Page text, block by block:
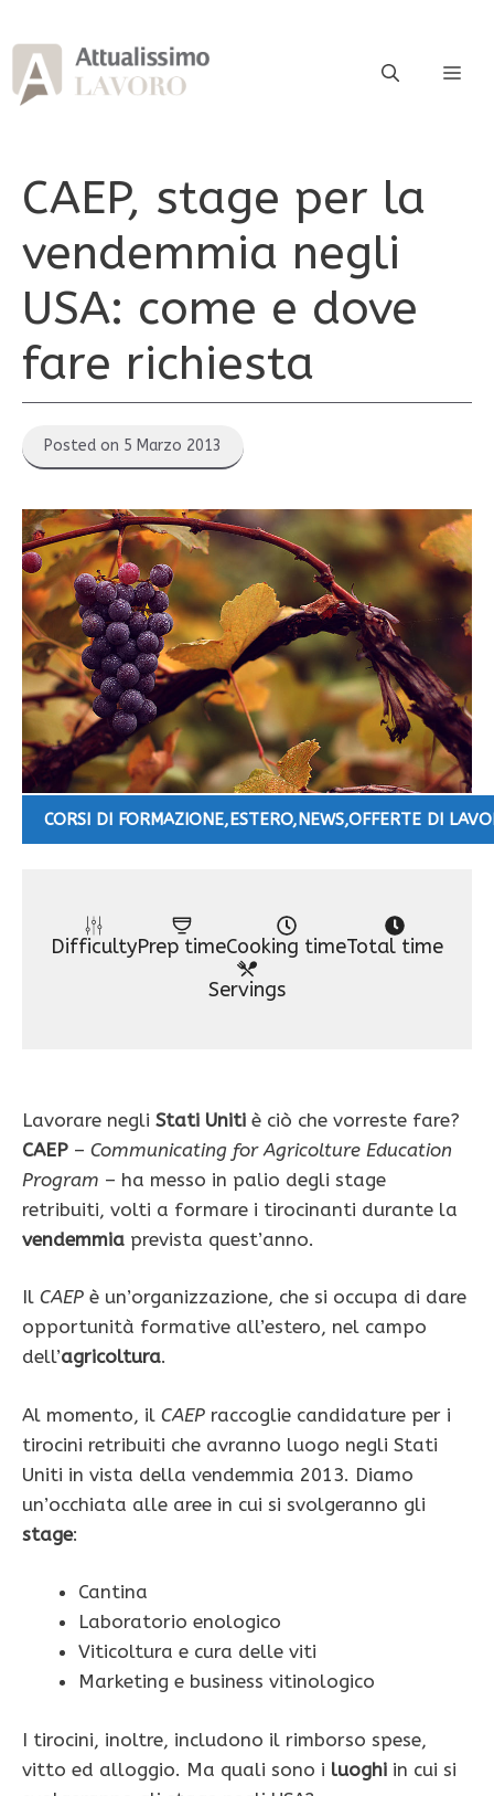
al
contenuto
CAEP, stage per la
vendemmia negli
USA: come e dove
fare richiesta
Posted on 5 Marzo 2013
CORSI DI FORMAZIONE,ESTERO,NEWS,OFFERTE DI
DifficultyPrep timeCooking timeTotal time
Servings
Lavorare negli Stati Uniti è ciò che vorreste fare?
CAEP – Communicating for Agricolture Education
Program – ha messo in palio degli stage
retribuiti, volti a formare i tirocinanti durante la
vendemmia prevista quest’anno.
Il CAEP è un’organizzazione, che si occupa di dare
opportunità formative all’estero, nel campo
dell’agricoltura.
Al momento, il CAEP raccoglie candidature per i
tirocini retribuiti che avranno luogo negli Stati
Uniti in vista della vendemmia 2013. Diamo
un’occhiata alle aree in cui si svolgeranno gli
stage:
Cantina
Laboratorio enologico
Viticoltura e cura delle viti
Marketing e business vitinologico
I tirocini, inoltre, includono il rimborso spese,
vitto ed alloggio. Ma quali sono i luoghi in cui si